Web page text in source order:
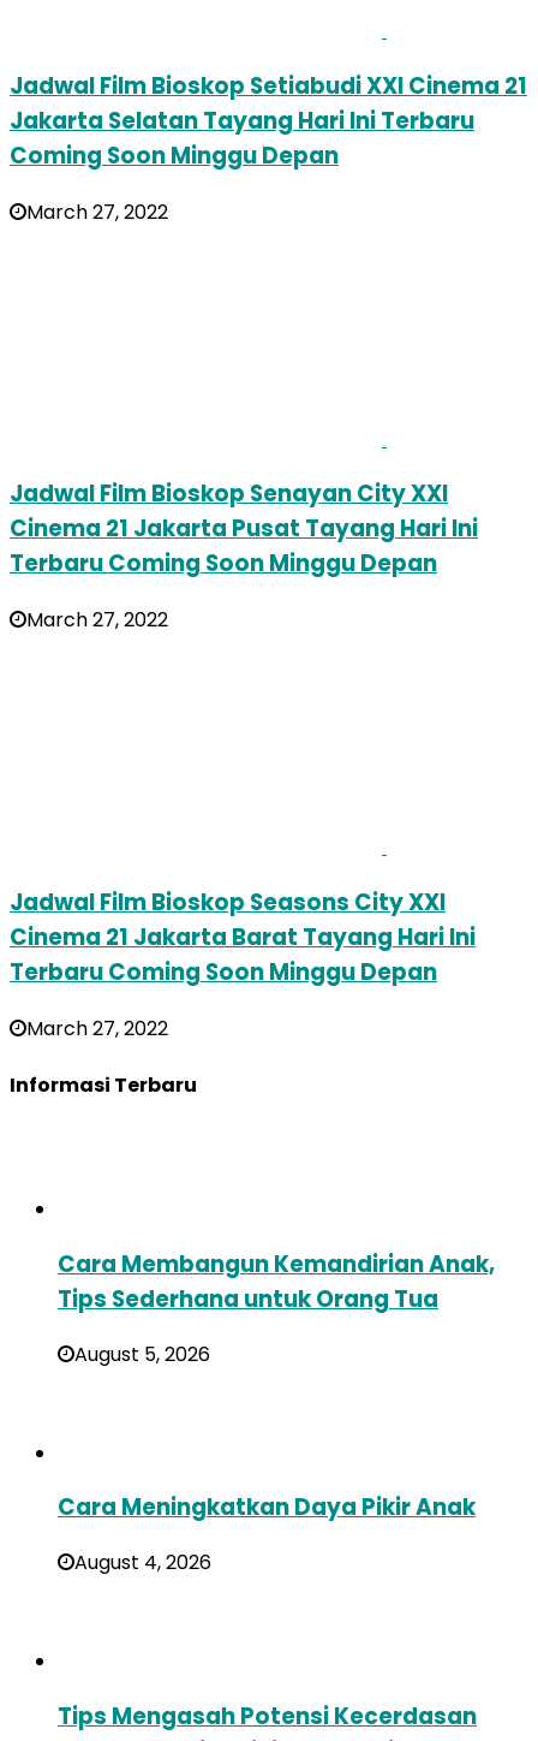
Jadwal Film Bioskop Setiabudi XXI Cinema 21
Jakarta Selatan Tayang Hari Ini Terbaru
Coming Soon Minggu Depan
March 27, 2022
Jadwal Film Bioskop Senayan City XXI
Cinema 21 Jakarta Pusat Tayang Hari Ini
Terbaru Coming Soon Minggu Depan
March 27, 2022
Jadwal Film Bioskop Seasons City XXI
Cinema 21 Jakarta Barat Tayang Hari Ini
Terbaru Coming Soon Minggu Depan
March 27, 2022
Informasi Terbaru
Cara Membangun Kemandirian Anak,
Tips Sederhana untuk Orang Tua
August 5, 2026
Cara Meningkatkan Daya Pikir Anak
August 4, 2026
Tips Mengasah Potensi Kecerdasan